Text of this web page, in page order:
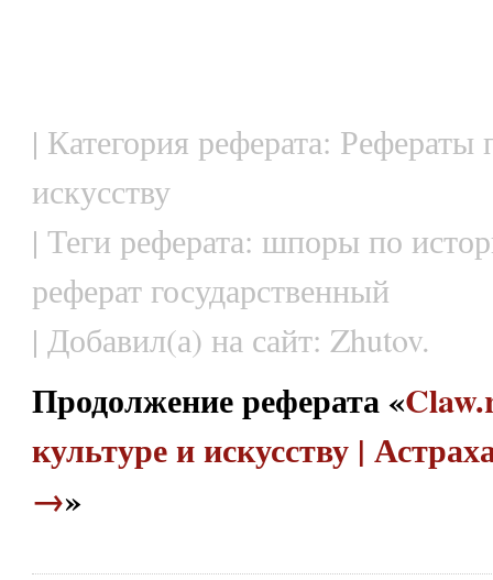
| Категория реферата: Рефераты
искусству
| Теги реферата: шпоры по
реферат государственный
| Добавил(а) на сайт: Zhutov.
Продолжение реферата «
культуре и искусству |
→»